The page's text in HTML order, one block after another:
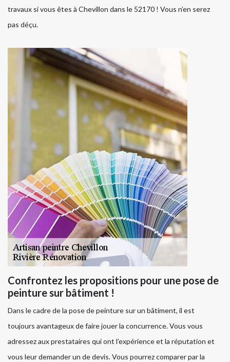
travaux si vous êtes à Chevillon dans le 52170 ! Vous n’en serez
pas déçu.
Confrontez les propositions pour une pose de
peinture sur bâtiment !
Dans le cadre de la pose de peinture sur un bâtiment, il est
toujours avantageux de faire jouer la concurrence. Vous vous
adressez aux prestataires qui ont l’expérience et la réputation et
vous leur demander un de devis. Vous pourrez comparer par la